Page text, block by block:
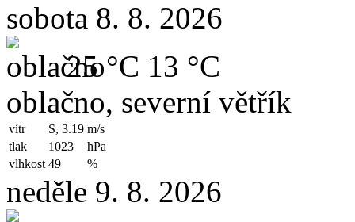
sobota 8. 8. 2026
25 °C 13 °C
oblačno, severní větřík
vítr S, 3.19 m/s
tlak
1023
hPa
vlhkost 49 %
neděle 9. 8. 2026